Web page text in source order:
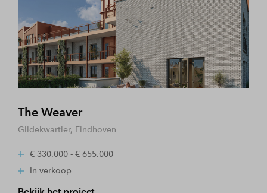
The Weaver
Gildekwartier, Eindhoven
€ 330.000 - € 655.000
In verkoop